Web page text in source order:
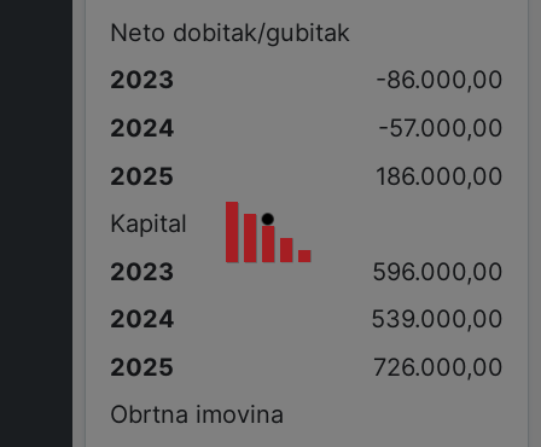
Neto dobitak/gubitak
-86.000,00
-57.000,00
186.000,00
Kapital
596.000,00
539.000,00
726.000,00
Obrtna imovina